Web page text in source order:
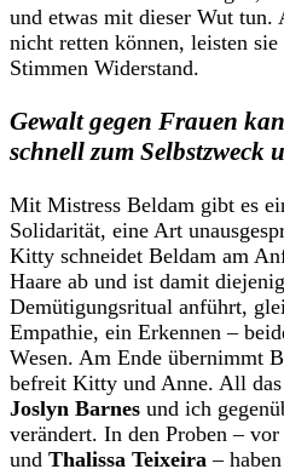
und etwas mit dieser Wut
nicht retten können, leisten
Stimmen Widerstand.
Gewalt gegen Frauen
schnell zum Selbstzweck
Mit Mistress Beldam gibt es
Solidarität, eine Art
Kitty schneidet Beldam am
Haare ab und ist damit
Demütigungsritual anführt,
Empathie, ein Erkennen –
Wesen. Am Ende übernimmt
befreit Kitty und Anne. All
Joslyn Barnes und ich
verändert. In den Proben –
und Thalissa Teixeira –